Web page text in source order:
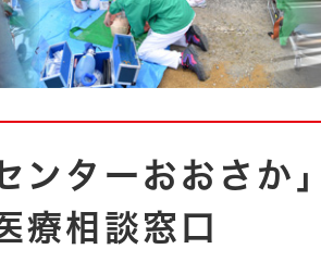
とじる
ンターおおさ
療相談窓口